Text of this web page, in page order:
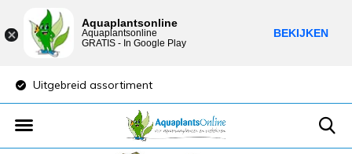
Uitgebreid assortiment
Aquaplantsonline
Aquaplantsonline
GRATIS - In Google Play
BEKIJKEN